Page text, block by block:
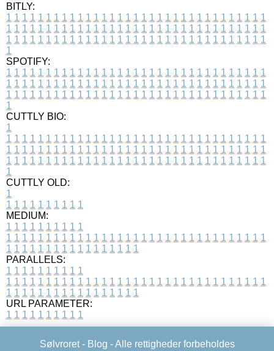
BITLY:
1 1 1 1 1 1 1 1 1 1 1 1 1 1 1 1 1 1 1 1 1 1 1 1 1 1 1 1 1 1 1 1 1
1 1 1 1 1 1 1 1 1 1 1 1 1 1 1 1 1 1 1 1 1 1 1 1 1 1 1 1 1 1 1 1 1
1 1 1 1 1 1 1 1 1 1 1 1 1 1 1 1 1 1 1 1 1 1 1 1 1 1 1 1 1 1 1 1 1
1
SPOTIFY:
1 1 1 1 1 1 1 1 1 1 1 1 1 1 1 1 1 1 1 1 1 1 1 1 1 1 1 1 1 1 1 1 1
1 1 1 1 1 1 1 1 1 1 1 1 1 1 1 1 1 1 1 1 1 1 1 1 1 1 1 1 1 1 1 1 1
1 1 1 1 1 1 1 1 1 1 1 1 1 1 1 1 1 1 1 1 1 1 1 1 1 1 1 1 1 1 1 1 1
1
CUTTLY BIO:
1
1 1 1 1 1 1 1 1 1 1 1 1 1 1 1 1 1 1 1 1 1 1 1 1 1 1 1 1 1 1 1 1 1
1 1 1 1 1 1 1 1 1 1 1 1 1 1 1 1 1 1 1 1 1 1 1 1 1 1 1 1 1 1 1 1 1
1 1 1 1 1 1 1 1 1 1 1 1 1 1 1 1 1 1 1 1 1 1 1 1 1 1 1 1 1 1 1 1 1
1
CUTTLY OLD:
1
1 1 1 1 1 1 1 1 1 1
MEDIUM:
1 1 1 1 1 1 1 1 1 1
1 1 1 1 1 1 1 1 1 1 1 1 1 1 1 1 1 1 1 1 1 1 1 1 1 1 1 1 1 1 1 1 1
1 1 1 1 1 1 1 1 1 1 1 1 1 1 1 1 1
PARALLELS:
1 1 1 1 1 1 1 1 1 1
1 1 1 1 1 1 1 1 1 1 1 1 1 1 1 1 1 1 1 1 1 1 1 1 1 1 1 1 1 1 1 1 1
1 1 1 1 1 1 1 1 1 1 1 1 1 1 1 1 1
URL PARAMETER:
1 1 1 1 1 1 1 1 1 1
Sølvroret - Blog - Alle rettigheder forbeholdes